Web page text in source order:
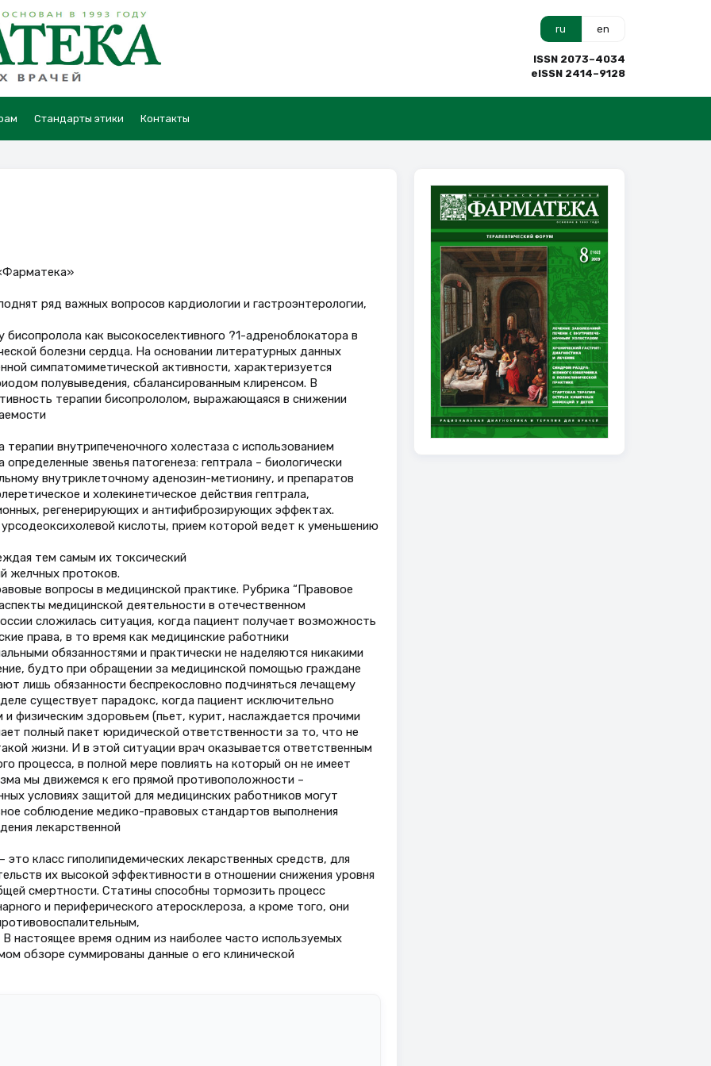
ru en
ISSN 2073–4034
eISSN 2414–9128
Стандарты этики Контакты
ряд важных вопросов кардиологии и гастроэнтерологии,
как высокоселективного ?1-адреноблокатора в
болезни сердца. На основании литературных данных
симпатомиметической активности, характеризуется
полувыведения, сбалансированным клиренсом. В
терапии бисопрололом, выражающаяся в снижении
внутрипеченочного холестаза с использованием
звенья патогенеза: гептрала – биологически
внутриклеточному аденозин-метионину, и препаратов
и холекинетическое действия гептрала,
регенерирующих и антифиброзирующих эффектах.
кислоты, прием которой ведет к уменьшению
тем самым их токсический
желчных протоков.
вопросы в медицинской практике. Рубрика “Правовое
медицинской деятельности в отечественном
сложилась ситуация, когда пациент получает возможность
права, в то время как медицинские работники
обязанностями и практически не наделяются никакими
будто при обращении за медицинской помощью граждане
лишь обязанности беспрекословно подчиняться лечащему
существует парадокс, когда пациент исключительно
физическим здоровьем (пьет, курит, наслаждается прочими
полный пакет юридической ответственности за то, что не
жизни. И в этой ситуации врач оказывается ответственным
процесса, в полной мере повлиять на который он не имеет
мы движемся к его прямой противоположности –
условиях защитой для медицинских работников могут
соблюдение медико-правовых стандартов выполнения
лекарственной
класс гиполипидемических лекарственных средств, для
их высокой эффективности в отношении снижения уровня
смертности. Статины способны тормозить процесс
и периферического атеросклероза, а кроме того, они
настоящее время одним из наиболее часто используемых
обзоре суммированы данные о его клинической